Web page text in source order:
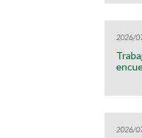
2026/
2026/